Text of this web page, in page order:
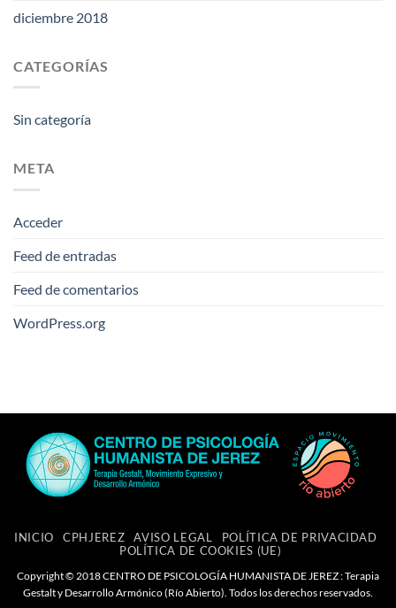
diciembre 2018
CATEGORÍAS
Sin categoría
META
Acceder
Feed de entradas
Feed de comentarios
WordPress.org
INICIO CPHJEREZ AVISO LEGAL
POLÍTICA DE PRIVACIDAD
POLÍTICA DE COOKIES (UE)
Copyright © 2018 CENTRO DE PSICOLOGÍA HUMANISTA DE JEREZ : Terapia
Gestalt y Desarrollo Armónico (Río Abierto). Todos los derechos reservados.